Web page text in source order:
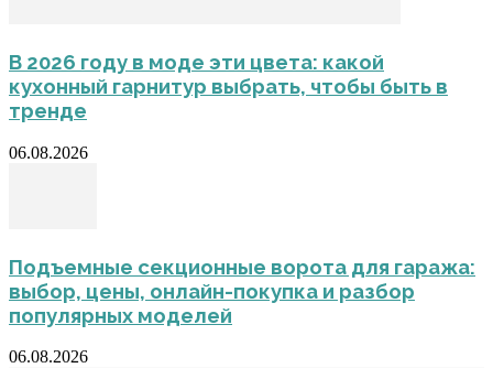
В 2026 году в моде эти цвета: какой
кухонный гарнитур выбрать, чтобы быть в
тренде
06.08.2026
Подъемные секционные ворота для гаража:
выбор, цены, онлайн-покупка и разбор
популярных моделей
06.08.2026